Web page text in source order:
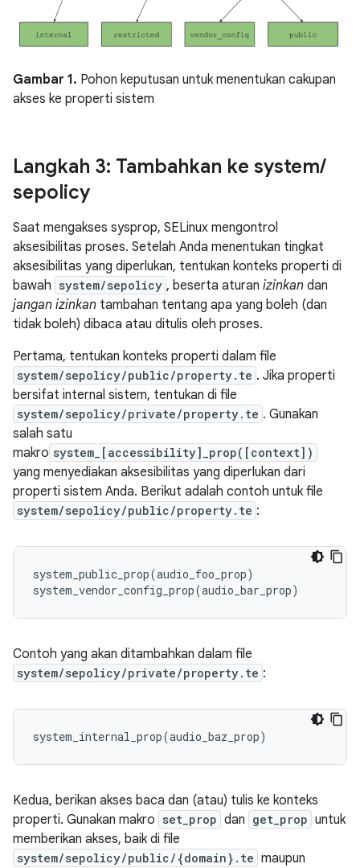
Gambar 1. Pohon keputusan untuk menentukan cakupan
akses ke properti sistem
Langkah 3: Tambahkan ke system/
sepolicy
Saat mengakses sysprop, SELinux mengontrol
aksesibilitas proses. Setelah Anda menentukan tingkat
aksesibilitas yang diperlukan, tentukan konteks properti di
bawah system/sepolicy , beserta aturan izinkan dan
jangan izinkan tambahan tentang apa yang boleh (dan
tidak boleh) dibaca atau ditulis oleh proses.
Pertama, tentukan konteks properti dalam file
system/sepolicy/public/property.te . Jika properti
bersifat internal sistem, tentukan di file
system/sepolicy/private/property.te . Gunakan
salah satu
makro system_[accessibility]_prop([context])
yang menyediakan aksesibilitas yang diperlukan dari
properti sistem Anda. Berikut adalah contoh untuk file
system/sepolicy/public/property.te :
system_public_prop(audio_foo_prop)
Contoh yang akan ditambahkan dalam file
system/sepolicy/private/property.te :
Kedua, berikan akses baca dan (atau) tulis ke konteks
properti. Gunakan makro set_prop dan get_prop untuk
memberikan akses, baik di file
system/sepolicy/public/{domain}.te maupun